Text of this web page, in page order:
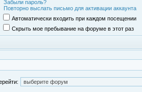
Забыли пароль?
Повторно выслать письмо для активации аккаунта
Автоматически входить при каждом посещении
Скрыть мое пребывание на форуме в этот раз